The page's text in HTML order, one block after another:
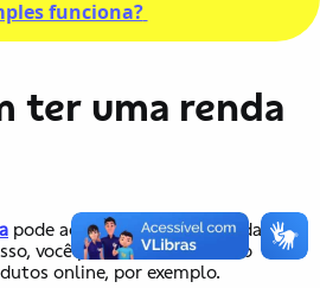
funciona?
ter uma renda
pode acelerar a construção da sua
você pode trabalhar como
online, por exemplo.